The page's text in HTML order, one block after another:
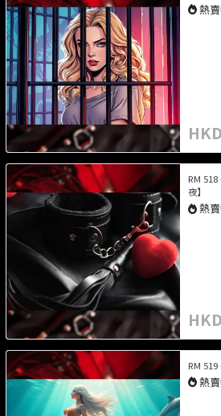
熱
HKD
RM
夜】
熱
HKD
RM 519
熱